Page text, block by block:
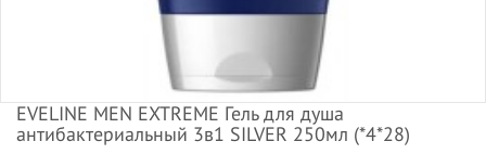
EVELINE MEN EXTREME Гель для душа
антибактериальный 3в1 SILVER 250мл (*4*28)